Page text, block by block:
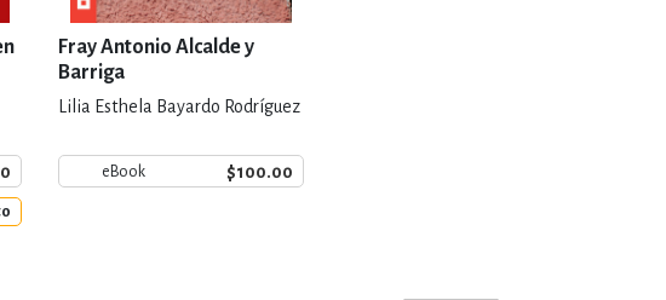
Y ARQUEOLOGÍA
LENGUAJE Y LINGÜÍSTICA
Fray Antonio Alcalde y
Barriga
Lilia Esthela Bayardo Rodríguez
eBook $100.00